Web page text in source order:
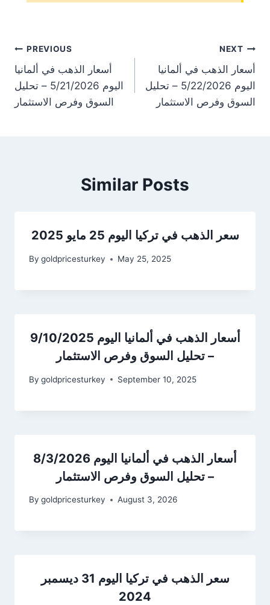
PREVIOUS
أسعار الذهب في ألمانيا
اليوم 5/21/2026 – تحليل
السوق وفرص الاستثمار
NEXT
أسعار الذهب في ألمانيا
اليوم 5/22/2026 – تحليل
السوق وفرص الاستثمار
Similar Posts
سعر الذهب في تركيا اليوم 25 مايو 2025
By goldpricesturkey May 25, 2025
أسعار الذهب في ألمانيا اليوم 9/10/2025
– تحليل السوق وفرص الاستثمار
By goldpricesturkey September 10, 2025
أسعار الذهب في ألمانيا اليوم 8/3/2026
– تحليل السوق وفرص الاستثمار
By goldpricesturkey August 3, 2026
سعر الذهب في تركيا اليوم 31 ديسمبر
2024